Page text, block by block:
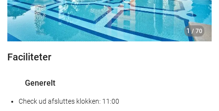
1 / 70
Faciliteter
Generelt
Check ud afsluttes klokken: 11:00